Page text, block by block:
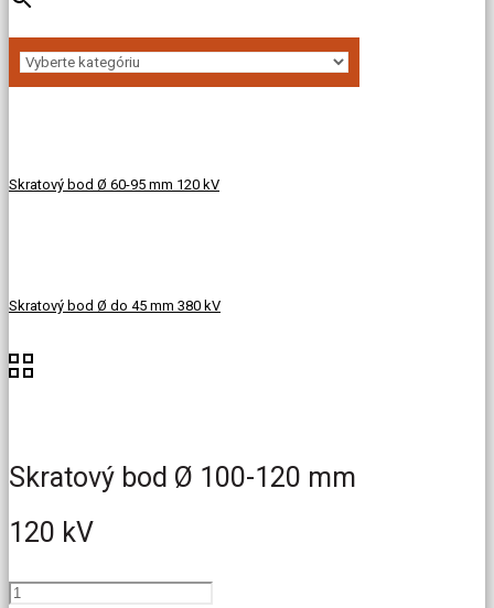
Skratový bod Ø 60-95 mm 120 kV
Skratový bod Ø do 45 mm 380 kV
Skratový bod Ø 100-120 mm
120 kV
množstvo